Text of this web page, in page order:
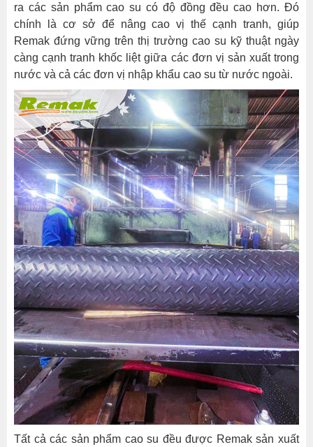
ra các sản phẩm cao su có độ đồng đều cao hơn. Đó
chính là cơ sở để nâng cao vị thế cạnh tranh, giúp
Remak đứng vững trên thị trường cao su kỹ thuật ngày
càng cạnh tranh khốc liệt giữa các đơn vị sản xuất trong
nước và cả các đơn vị nhập khẩu cao su từ nước ngoài.
Tất cả các sản phẩm cao su đều được Remak sản xuất